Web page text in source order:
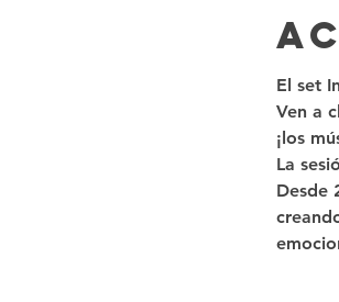
El set
Ven a
¡los
La
Desde